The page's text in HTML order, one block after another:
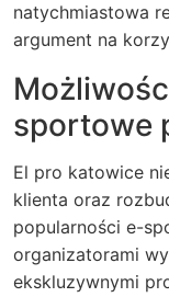
natychmiastowa
argument na
sportowe
El pro katowice
klienta oraz
popularności e-
organizatorami
ekskluzywnymi